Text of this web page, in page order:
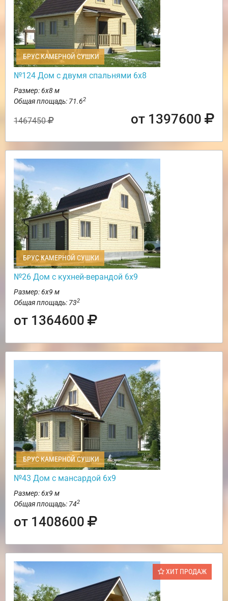
БРУС КАМЕРНОЙ СУШКИ
№124 Дом с двумя спальнями 6х8
Размер: 6х8 м
Общая площадь: 71.62
1467450 от 1397600
БРУС КАМЕРНОЙ СУШКИ
№26 Дом с кухней-верандой 6х9
Размер: 6х9 м
Общая площадь: 732
от 1364600
БРУС КАМЕРНОЙ СУШКИ
№43 Дом с мансардой 6х9
Размер: 6х9 м
Общая площадь: 742
от 1408600
ХИТ ПРОДАЖ